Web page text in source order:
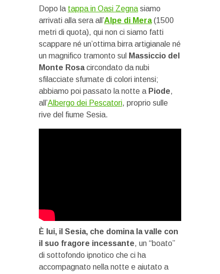
Dopo la tappa in Oasi Zegna siamo
arrivati alla sera all’Alpe di Mera(1500
metri di quota), qui non ci siamo fatti
scappare né un’ottima birra artigianale né
un magnifico tramonto sul Massiccio del
Monte Rosacircondato da nubi
sfilacciate sfumate di colori intensi;
abbiamo poi passato la notte a Piode,
all’Albergo dei Pescatori, proprio sulle
rive del fiume Sesia.
È lui, il Sesia, che domina la valle con
il suo fragore incessante, un “boato”
di sottofondo ipnotico che ci ha
accompagnato nella notte e aiutato a